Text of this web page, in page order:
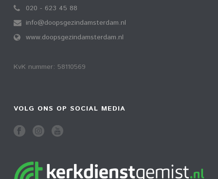
020 - 623 45 88
info@doopsgezindamsterdam.nl
www.doopsgezindamsterdam.nl
KvK nummer: 58110569
VOLG ONS OP SOCIAL MEDIA